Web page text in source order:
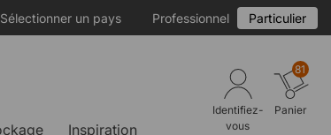
Sélectionner un pays Professionnel Particulier
Inspiration
Identifiez-
vous
81
Panier